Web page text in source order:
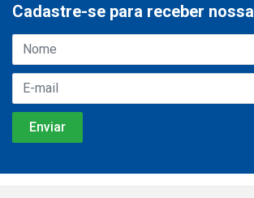
Cadastre-se para receber